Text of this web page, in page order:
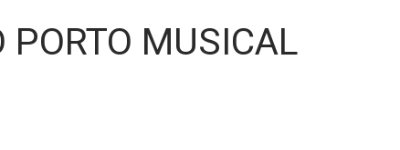
PORTO MUSICAL